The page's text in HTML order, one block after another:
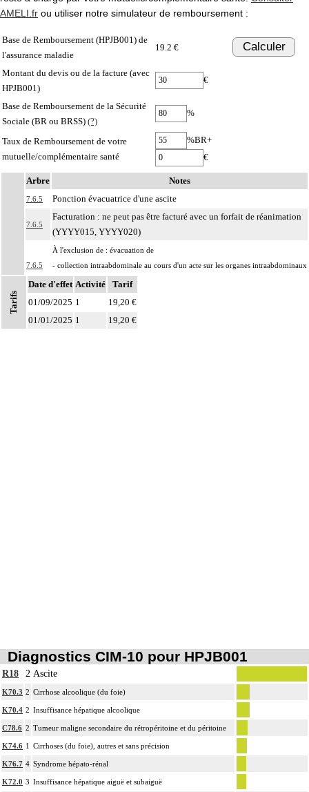
AMELI.fr ou utiliser notre simulateur de remboursement :
Base de Remboursement (HPJB001) de
l'assurance maladie
19.2 € Calculer
Montant du devis ou de la facture (avec
HPJB001)
€
Base de Remboursement de la Sécurité
Sociale (BR ou BRSS) (?)
%
Taux de Remboursement de votre
mutuelle/complémentaire santé
%BR+
€
Notes
Arbre Notes
7.6.5 Ponction évacuatrice d'une ascite
7.6.5
Facturation : ne peut pas être facturé avec un forfait de réanimation
(YYYY015, YYYY020)
7.6.5
À l'exclusion de : évacuation de
- collection intraabdominale au cours d'un acte sur les organes intraabdominaux
- collection périrénale (cf 08.06.01.01)
Comprend : évacuation de collection
Tarifs
Date d'effet Activité
Tarif
01/09/2025 1
19,20 €
01/01/2025 1 19,20 €
Diagnostics CIM-10 pour HPJB001
R18 2 Ascite
K70.3 2 Cirrhose alcoolique (du foie)
K70.4 2 Insuffisance hépatique alcoolique
C78.6 2 Tumeur maligne secondaire du rétropéritoine et du péritoine
K74.6 1 Cirrhoses (du foie), autres et sans précision
K76.7 4 Syndrome hépato-rénal
K72.0 3 Insuffisance hépatique aiguë et subaiguë